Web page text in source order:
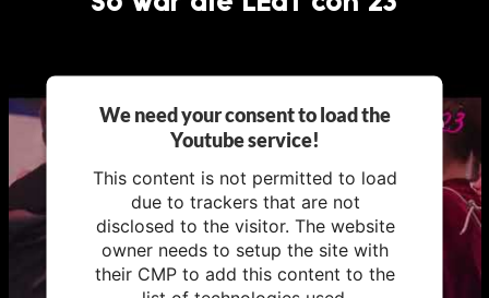
We need your consent to load the
Youtube service!
This content is not permitted to load
due to trackers that are not
disclosed to the visitor. The website
owner needs to setup the site with
their CMP to add this content to the